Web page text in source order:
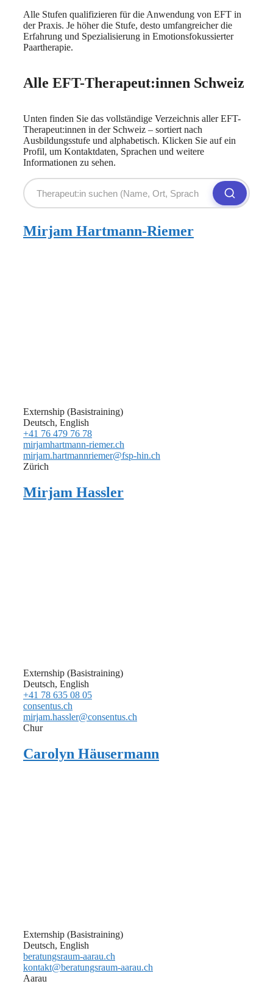
Alle Stufen qualifizieren für die Anwendung von EFT in
der Praxis. Je höher die Stufe, desto umfangreicher die
Erfahrung und Spezialisierung in Emotionsfokussierter
Paartherapie.
Alle EFT-Therapeut:innen Schweiz
Unten finden Sie das vollständige Verzeichnis aller EFT-
Therapeut:innen in der Schweiz – sortiert nach
Ausbildungsstufe und alphabetisch. Klicken Sie auf ein
Profil, um Kontaktdaten, Sprachen und weitere
Informationen zu sehen.
Mirjam Hartmann-Riemer
Externship (Basistraining)
Deutsch, English
+41 76 479 76 78
mirjamhartmann-riemer.ch
mirjam.hartmannriemer@fsp-hin.ch
Zürich
Mirjam Hassler
Externship (Basistraining)
Deutsch, English
+41 78 635 08 05
consentus.ch
mirjam.hassler@consentus.ch
Chur
Carolyn Häusermann
Externship (Basistraining)
Deutsch, English
beratungsraum-aarau.ch
kontakt@beratungsraum-aarau.ch
Aarau